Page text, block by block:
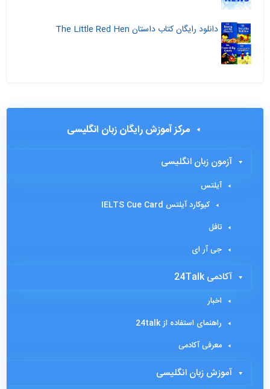
دانلود رایگان کتاب داستان The Little Red Hen
مرکز آموزش رایگان زبان انگلیسی
آزمون زبان انگلیسی
آیلتس
کیوکارد آیلتس IELTS Cue Card
تافل
جی آر ای
آکادمی 24Talk
اخبار
راهنمای استفاده از 24talk
معرفی آکادمی
آموزش زبان انگلیسی